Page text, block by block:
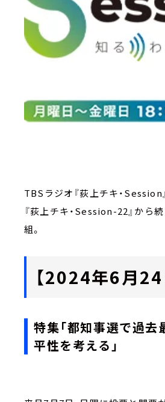
TBSラジオ『荻上チキ・Session
『荻上チキ・Session-22』から
組。
【2024年6月
特集「都知事選で過
平性を考える」